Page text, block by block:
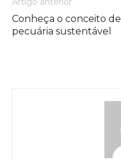
Conheça o conceito de
pecuária sustentável